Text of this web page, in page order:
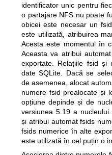
identificator unic pentru
o partajare NFS nu poate
obicei este necesar un
este utilizată, atribuirea
Acesta este momentul în
Aceasta va atribui
exportate. Relațiile fsid
date SQLite. Dacă se
de asemenea, alocat
numere fsid prealocate și
opțiune depinde și de
versiunea 5.19 a
și atribui automat fsids
fsids numerice în alte
este utilizată în cel puțin o